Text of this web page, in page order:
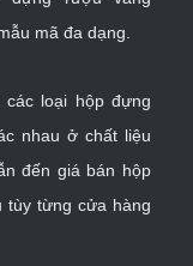
mã đa dạng.
loại hộp đựng
nhau ở chất liệu
đến giá bán hộp
tùy từng cửa hàng